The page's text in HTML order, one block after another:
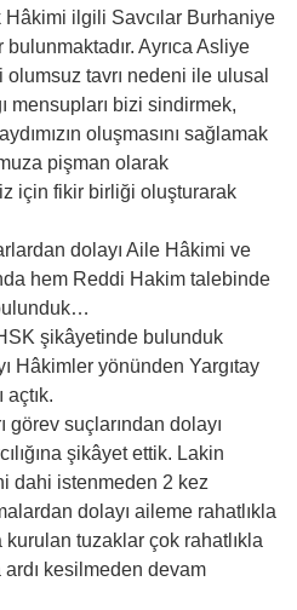
ilgili Savcılar Burhaniye
Ayrıca Asliye
tavrı nedeni ile ulusal
mensupları bizi sindirmek,
oluşmasını sağlamak
pişman olarak
için fikir birliği oluşturarak
dolayı Aile Hâkimi ve
hem Reddi Hakim talebinde
şikâyetinde bulunduk
Hâkimler yönünden Yargıtay
görev suçlarından dolayı
şikâyet ettik. Lakin
dahi istenmeden 2 kez
dolayı aileme rahatlıkla
kurulan tuzaklar çok rahatlıkla
kesilmeden devam